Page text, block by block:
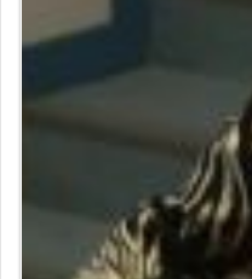
Intézményi listák
Intézmények